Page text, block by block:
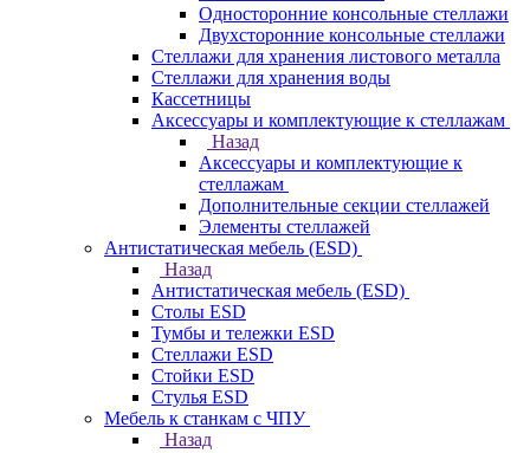
Односторонние консольные стеллажи
Двухсторонние консольные стеллажи
Стеллажи для хранения листового металла
Стеллажи для хранения воды
Кассетницы
Аксесcуары и комплектующие к стеллажам
Назад
Аксесcуары и комплектующие к
стеллажам
Дополнительные секции стеллажей
Элементы стеллажей
Антистатическая мебель (ESD)
Назад
Антистатическая мебель (ESD)
Столы ESD
Тумбы и тележки ESD
Стеллажи ESD
Стойки ESD
Стулья ESD
Мебель к станкам с ЧПУ
Назад